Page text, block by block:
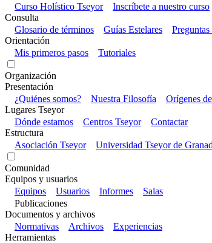
Curso Holístico Tseyor
Inscríbete a nuestro curso
Consulta
Glosario de términos
Guías Estelares
Orientación
Mis primeros pasos
Tutoriales
Organización
Presentación
¿Quiénes somos?
Nuestra Filosofía
Orígenes
Lugares Tseyor
Dónde estamos
Centros Tseyor
Contactar
Estructura
Asociación Tseyor
Universidad Tseyor de
Comunidad
Equipos y usuarios
Equipos
Usuarios Informes
Salas
Publicaciones
Documentos y archivos
Normativas
Archivos
Experiencias
Herramientas